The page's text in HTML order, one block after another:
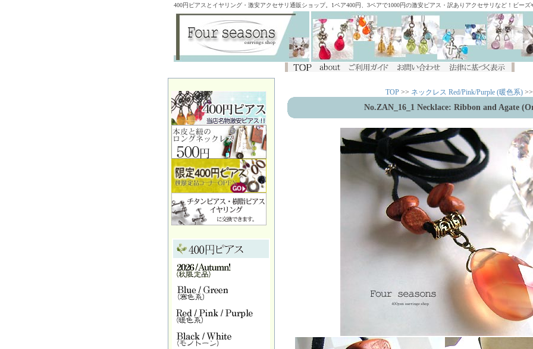
400円ピアスとイヤリング・激安アクセサリ通販ショップ。1ペア400円、3ペアで1000円の激安ピアス・訳ありアクセサリなど！ビー
TOP >> ネックレス Red/Pink/Purple (暖色系) >>
No.ZAN_16_1 Necklace: Ribbon and Agate